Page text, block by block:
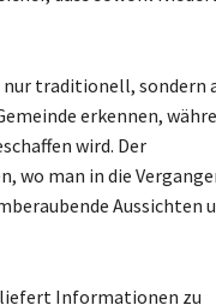
traditionell, sondern
erkennen,
wird. Der
wo man in die
Aussichten
liefert Informationen zu